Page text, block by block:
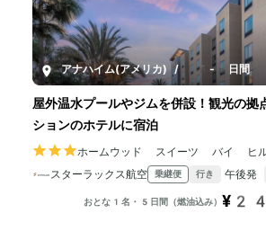
アナハイム(アメリカ) / 5-8日間
屋外温水プールやジムを併設！観光の拠
ションのホテルに宿泊
ホームウッド スイーツ バイ ヒ
リゾート コンベンション センター
スターラックス航空 乗継便 行き 午後発
おとな1名・5日間（燃油込み）